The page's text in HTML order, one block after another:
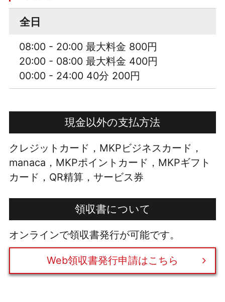
全日
08:00 - 20:00 最大料金 800円
20:00 - 08:00 最大料金 400円
00:00 - 24:00 40分 200円
現金以外の支払方法
クレジットカード，MKPビジネスカード，
manaca，MKPポイントカード，MKPギフト
カード，QR精算，サービス券
領収書について
オンラインで領収書発行が可能です。
Web領収書発行申請はこちら